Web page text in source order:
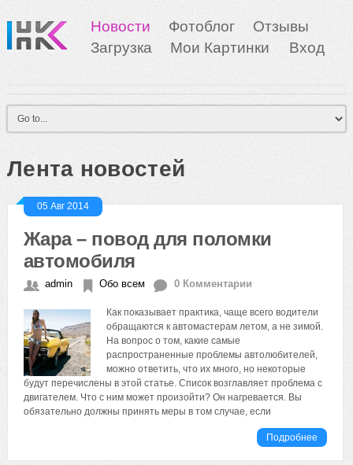
Новости Фотоблог
Отзывы
Загрузка
Мои Картинки Вход
Лента новостей
05 Авг 2014
Жара – повод для поломки
автомобиля
admin Обо всем 0 Комментарии
Как показывает практика, чаще всего водители
обращаются к автомастерам летом, а не зимой.
На вопрос о том, какие самые
распространенные проблемы автолюбителей,
можно ответить, что их много, но некоторые
будут перечислены в этой статье. Список возглавляет проблема с
двигателем. Что с ним может произойти? Он нагревается. Вы
обязательно должны принять меры в том случае, если
Подробнее